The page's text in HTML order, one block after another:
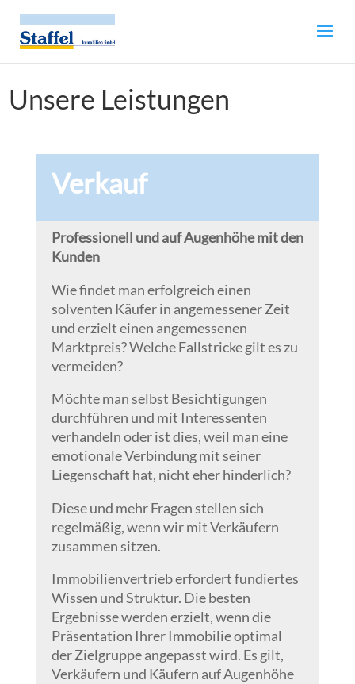
Unsere Leistungen
Verkauf
Professionell und auf Augenhöhe mit den
Kunden
Wie findet man erfolgreich einen
solventen Käufer in angemessener Zeit
und erzielt einen angemessenen
Marktpreis? Welche Fallstricke gilt es zu
vermeiden?
Möchte man selbst Besichtigungen
durchführen und mit Interessenten
verhandeln oder ist dies, weil man eine
emotionale Verbindung mit seiner
Liegenschaft hat, nicht eher hinderlich?
Diese und mehr Fragen stellen sich
regelmäßig, wenn wir mit Verkäufern
zusammen sitzen.
Immobilienvertrieb erfordert fundiertes
Wissen und Struktur. Die besten
Ergebnisse werden erzielt, wenn die
Präsentation Ihrer Immobilie optimal
der Zielgruppe angepasst wird. Es gilt,
Verkäufern und Käufern auf Augenhöhe